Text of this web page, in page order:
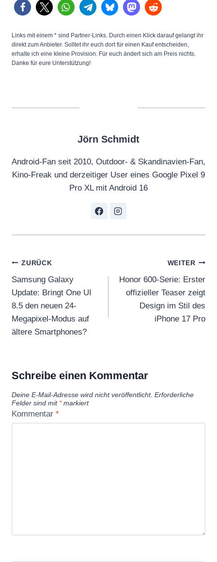
Links mit einem * sind Partner-Links. Durch einen Klick darauf gelangt ihr
direkt zum Anbieter. Solltet ihr euch dort für einen Kauf entscheiden,
erhalte ich eine kleine Provision. Für euch ändert sich am Preis nichts.
Danke für eure Unterstützung!
Jörn Schmidt
Android-Fan seit 2010, Outdoor- & Skandinavien-Fan,
Kino-Freak und derzeitiger User eines Google Pixel 9
Pro XL mit Android 16
Beitragsnavigation
ZURÜCK
Samsung Galaxy
Update: Bringt One UI
8.5 den neuen 24-
Megapixel-Modus auf
ältere Smartphones?
WEITER
Honor 600-Serie: Erster
offizieller Teaser zeigt
Design im Stil des
iPhone 17 Pro
Schreibe einen Kommentar
Deine E-Mail-Adresse wird nicht veröffentlicht. Erforderliche
Felder sind mit *markiert
Kommentar *